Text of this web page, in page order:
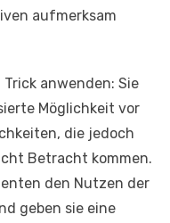
aufmerksam
anwenden: Sie
Möglichkeit vor
die jedoch
Betracht kommen.
den Nutzen der
geben sie eine